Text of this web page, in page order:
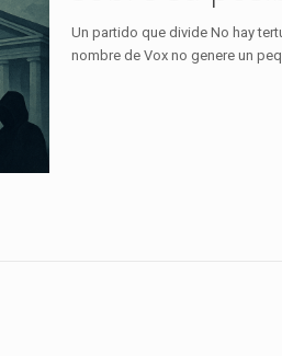
Un partido que divide No hay
nombre de Vox no genere un